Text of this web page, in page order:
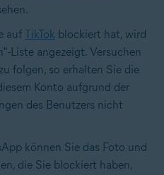
auf TikTok blockiert hat, wird
Liste angezeigt. Versuchen
folgen, so erhalten Sie die
Konto aufgrund der
des Benutzers nicht
können Sie das Foto und
die Sie blockiert haben,